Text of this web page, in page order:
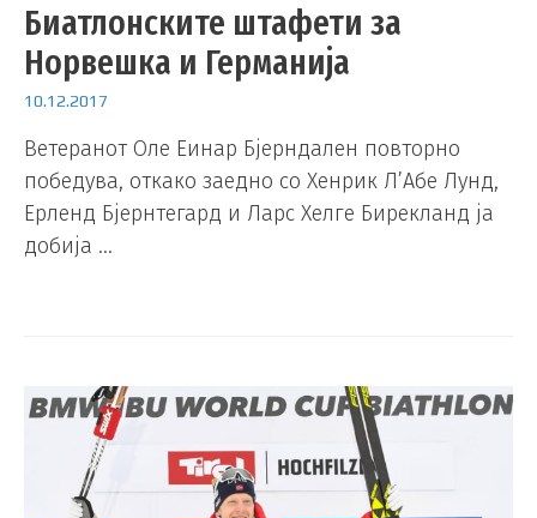
Биатлонските штафети за
Норвешка и Германија
10.12.2017
Ветеранот Оле Еинар Бјерндален повторно
победува, откако заедно со Хенрик Л’Абе Лунд,
Ерленд Бјернтегард и Ларс Хелге Бирекланд ја
добија …